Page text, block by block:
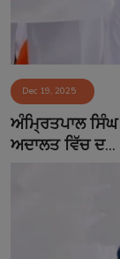
Dec 19, 2025
ਅੰਮ੍ਰਿਤਪਾਲ ਸਿੰਘ
ਅਦਾਲਤ ਵਿੱਚ ਦ...